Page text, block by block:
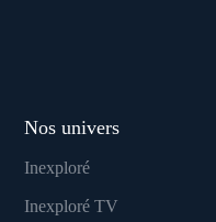
Nos univers
Inexploré
Inexploré TV